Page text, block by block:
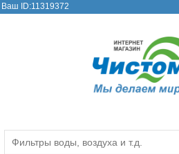
Ваш ID:11319372